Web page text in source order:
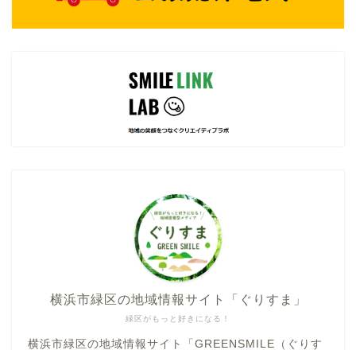
緑区がもっと好きになる！
横浜市緑区の地域情報サイト「ぐりすま」
横浜市緑区の地域情報サイト「GREENSMILE（ぐりす